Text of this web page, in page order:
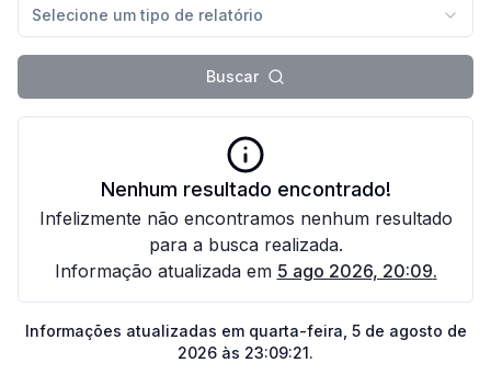
Selecione um tipo de relatório
Buscar
Nenhum resultado encontrado!
Infelizmente não encontramos nenhum resultado
para a busca realizada.
Informação atualizada em 5 ago 2026, 20:09.
Informações atualizadas em quarta-feira, 5 de agosto de
2026 às 23:09:21.